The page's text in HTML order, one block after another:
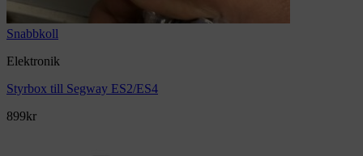
Snabbkoll
Elektronik
Styrbox till Segway ES2/ES4
899kr